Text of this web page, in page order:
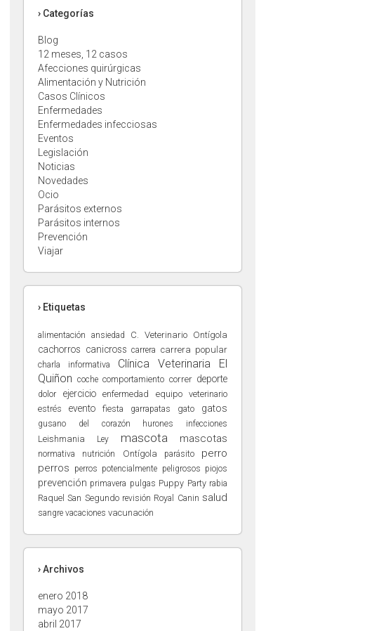
› Categorías
Blog
12 meses, 12 casos
Afecciones quirúrgicas
Alimentación y Nutrición
Casos Clínicos
Enfermedades
Enfermedades infecciosas
Eventos
Legislación
Noticias
Novedades
Ocio
Parásitos externos
Parásitos internos
Prevención
Viajar
› Etiquetas
alimentación ansiedad C. Veterinario Ontígola
cachorros canicross carrera carrera popular
charla informativa
Clínica Veterinaria El
Quiñon coche comportamiento correr deporte
dolor ejercicio enfermedad
equipo veterinario
estrés
evento fiesta garrapatas gato gatos
gusano del corazón hurones infecciones
Leishmania Ley mascota mascotas
normativa nutrición Ontígola parásito
perro
perros
perros potencialmente peligrosos piojos
prevención primavera pulgas Puppy Party rabia
Raquel San Segundo revisión Royal Canin salud
sangre vacaciones vacunación
› Archivos
enero 2018
mayo 2017
abril 2017